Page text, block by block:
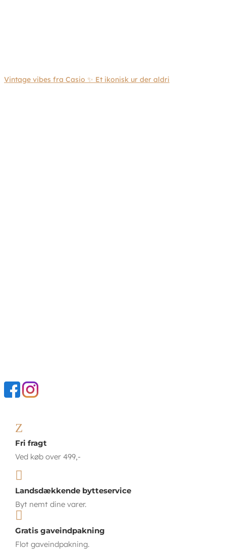
Vintage vibes fra Casio ✨ Et ikonisk ur der aldri
Z
Fri fragt
Ved køb over 499,-

Landsdækkende bytteservice
Byt nemt dine varer.

Gratis gaveindpakning
Flot gaveindpakning.